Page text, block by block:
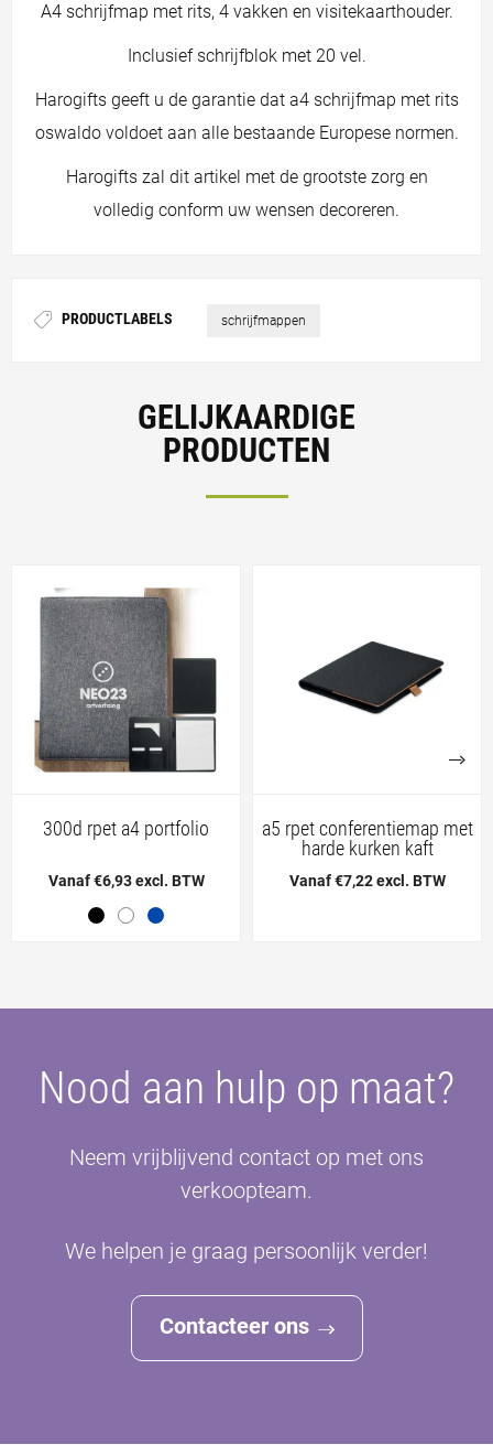
A4 schrijfmap met rits, 4 vakken en visitekaarthouder.
Inclusief schrijfblok met 20 vel.
Harogifts geeft u de garantie dat a4 schrijfmap met rits
oswaldo voldoet aan alle bestaande Europese normen.
Harogifts zal dit artikel met de grootste zorg en
volledig conform uw wensen decoreren.
PRODUCTLABELS schrijfmappen
GELIJKAARDIGE
PRODUCTEN
300d rpet a4 portfolio
Vanaf €6,93 excl. BTW
a5 rpet conferentiemap met
harde kurken kaft
Vanaf €7,22 excl. BTW
Nood aan hulp op maat?
Neem vrijblijvend contact op met ons
verkoopteam.
We helpen je graag persoonlijk verder!
Contacteer ons